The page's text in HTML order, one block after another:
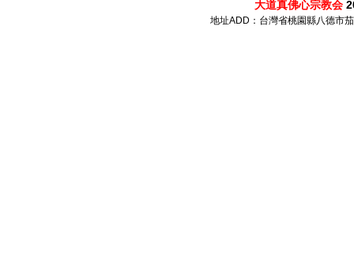
大道真佛心宗教会
地址ADD：台灣省桃園縣八德市